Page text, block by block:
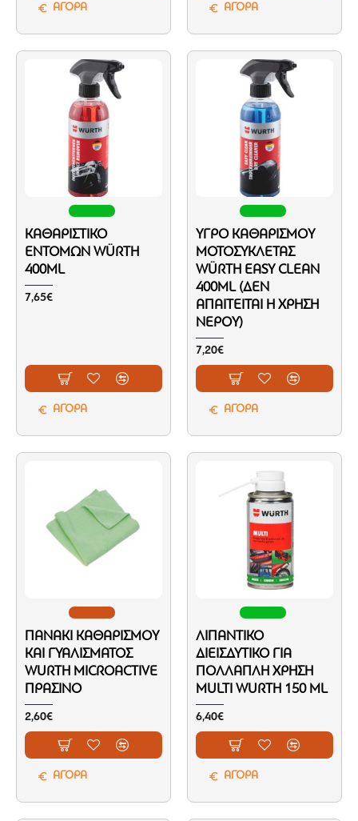
ΑΓΟΡΑ ΑΓΟΡΑ
ΚΑΘΑΡΙΣΤΙΚΌ
ΕΝΤΌΜΩΝ WÜRTH
400ML
7,65€
ΑΓΟΡΑ
ΥΓΡΌ ΚΑΘΑΡΙΣΜΟΎ
ΜΟΤΟΣΥΚΛΈΤΑΣ
WÜRTH EASY CLEAN
400ML (ΔΕΝ
ΑΠΑΙΤΕΊΤΑΙ Η ΧΡΉΣΗ
ΝΕΡΟΎ)
7,20€
ΑΓΟΡΑ
ΠΑΝΆΚΙ ΚΑΘΑΡΙΣΜΟΎ
ΚΑΙ ΓΥΑΛΊΣΜΑΤΟΣ
WURTH MICROACTIVE
ΠΡΆΣΙΝΟ
2,60€
ΑΓΟΡΑ
ΛΙΠΑΝΤΙΚΌ
ΔΙΕΙΣΔΥΤΙΚΌ ΓΙΑ
ΠΟΛΛΑΠΛΉ ΧΡΉΣΗ
MULTI WURTH 150 ML
6,40€
ΑΓΟΡΑ